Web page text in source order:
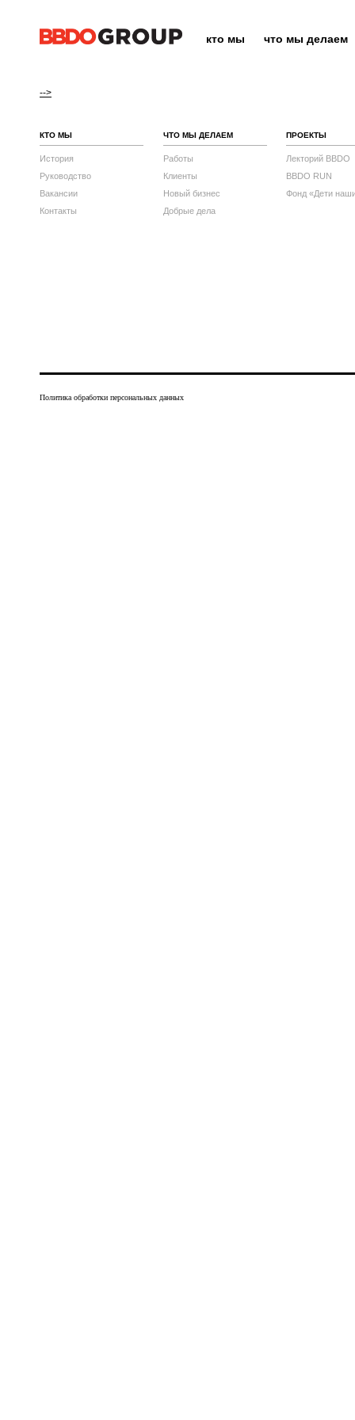
кто мы что мы делаем
-->
КТО МЫ
История
Руководство
Вакансии
Контакты
ЧТО МЫ ДЕЛАЕМ
Работы
Клиенты
Новый бизнес
Добрые дела
ПРОЕКТЫ
Лекторий BBDO
BBDO RUN
Фонд «Дети
Политика обработки персональных данных